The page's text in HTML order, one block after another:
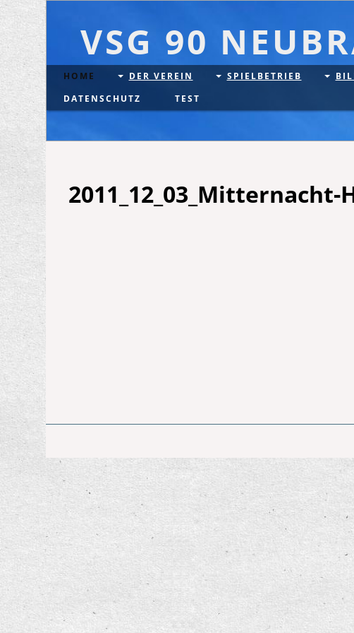
VSG 90
HOME DER VEREIN SPIELBETRIEB
DATENSCHUTZ
TEST
2011_12_03_Mitternacht-